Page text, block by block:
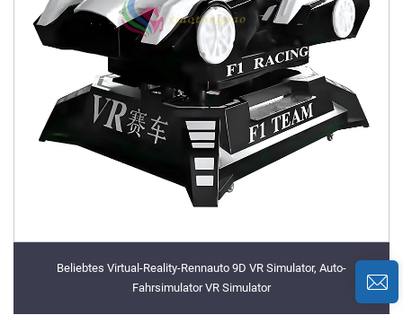
Beliebtes Virtual-Reality-Rennauto 9D VR Simulator, Auto-
Fahrsimulator VR Simulator